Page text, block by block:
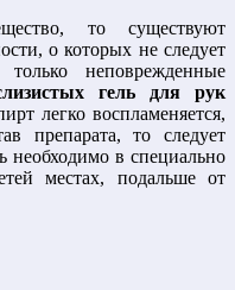
то существуют
о которых не следует
неповрежденные
гель для рук
легко воспламеняется,
препарата, то следует
необходимо в специально
местах, подальше от